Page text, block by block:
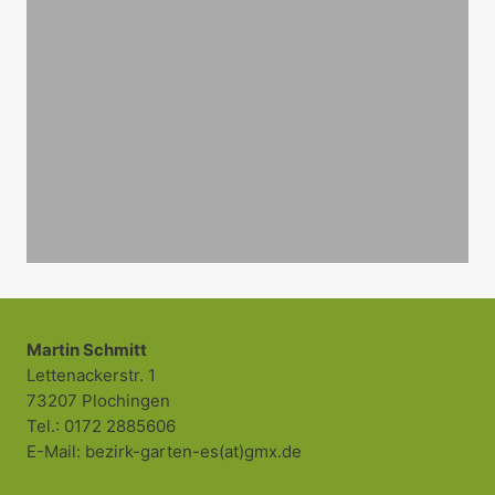
Martin Schmitt
Lettenackerstr. 1
73207 Plochingen
Tel.: 0172 2885606
E-Mail: bezirk-garten-es(at)gmx.de